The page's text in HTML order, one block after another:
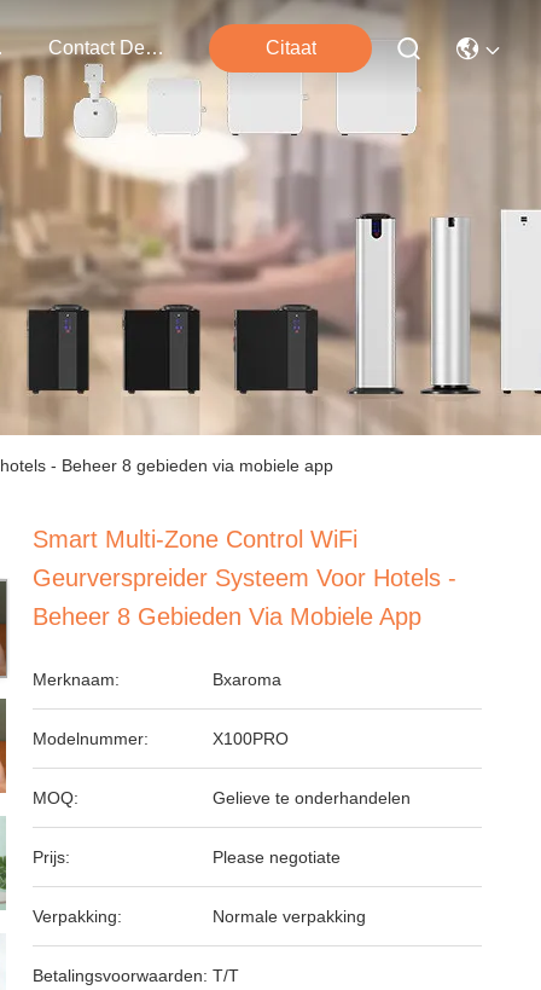
Contact De V.s. Citaat
- Beheer 8 gebieden via mobiele app
Smart Multi-Zone Control WiFi
Geurverspreider Systeem Voor Hotels -
Beheer 8 Gebieden Via Mobiele App
Merknaam: Bxaroma
Modelnummer: X100PRO
MOQ: Gelieve te onderhandelen
Prijs: Please negotiate
Verpakking: Normale verpakking
Betalingsvoorwaarden: T/T